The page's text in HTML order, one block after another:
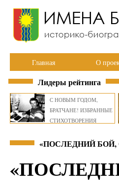
Главная О
Лидеры рейтинга
С НОВЫМ ГОДОМ,
БРАТЧАНЕ! ИЗБРАННЫЕ
СТИХОТВОРЕНИЯ
«ПОСЛЕДНИЙ